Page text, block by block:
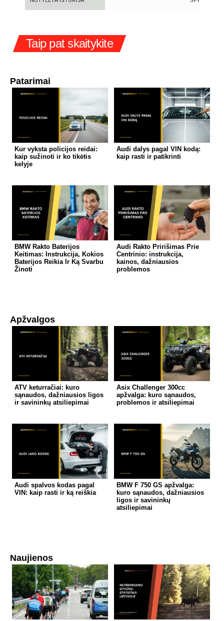
Taip pat skaitykite
Patarimai
Kur vyksta policijos reidai:
kaip sužinoti ir ko tikėtis
kelyje
Audi dalys pagal VIN kodą:
kaip rasti ir patikrinti
BMW Rakto Baterijos
Keitimas: Instrukcija, Kokios
Baterijos Reikia Ir Ką Svarbu
Žinoti
Audi Rakto Pririšimas Prie
Centrinio: instrukcija,
kainos, dažniausios
problemos
Apžvalgos
ATV keturračiai: kuro
sąnaudos, dažniausios ligos
ir savininkų atsiliepimai
Asix Challenger 300cc
apžvalga: kuro sąnaudos,
problemos ir atsiliepimai
Audi spalvos kodas pagal
VIN: kaip rasti ir ką reiškia
BMW F 750 GS apžvalga:
kuro sąnaudos, dažniausios
ligos ir savininkų
atsiliepimai
Naujienos